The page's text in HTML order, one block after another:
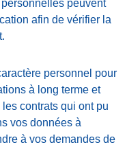
peuvent
afin de vérifier la
personnel pour
à long terme et
contrats qui ont pu
vos données à
à vos demandes de